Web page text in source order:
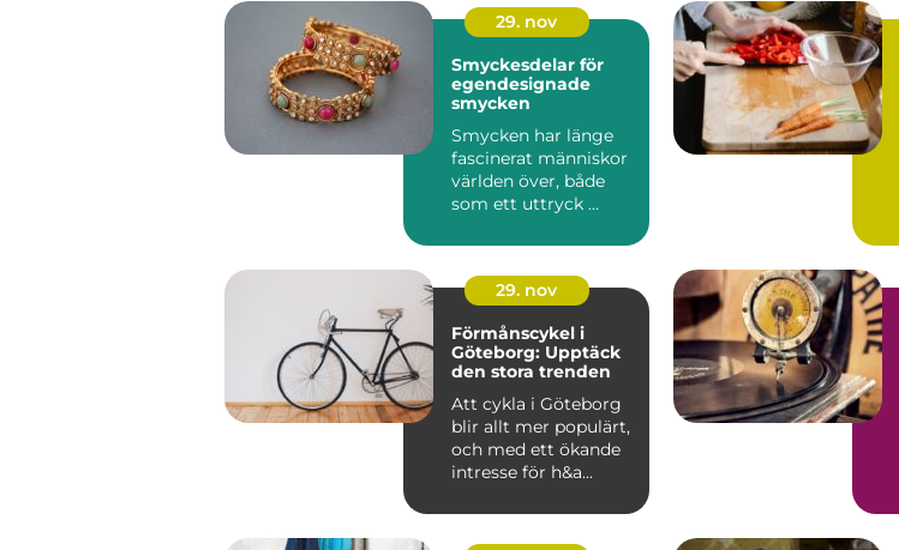
29. nov
Smyckesdelar för
egendesignade
smycken
Smycken har länge
fascinerat människor
världen över, både
som ett uttryck ...
29. nov
Förmånscykel i
Göteborg: Upptäck
den stora trenden
Att cykla i Göteborg
blir allt mer populärt,
och med ett ökande
intresse för h&a...